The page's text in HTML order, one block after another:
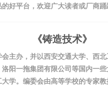
好平台，欢迎广大读者或厂商
《铸造技术》
主办，并以西安交通大学、西
阳一拖集团有限公司等国内一
学。编委会由高等学校的专家